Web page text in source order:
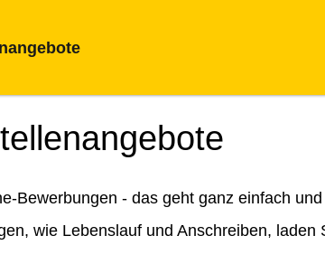
Bewerbungen - das geht ganz einfach
wie Lebenslauf und Anschreiben, laden